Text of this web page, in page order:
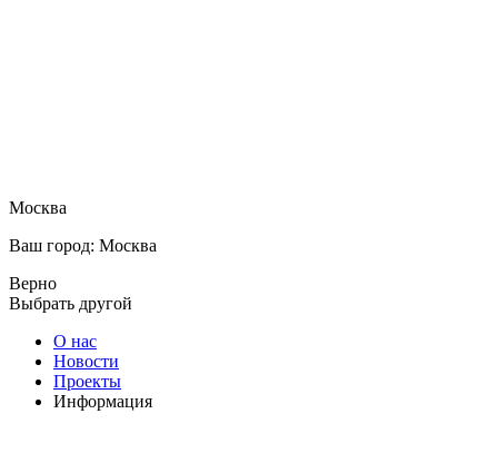
Москва
Ваш город: Москва
Верно
Выбрать другой
О нас
Новости
Проекты
Информация